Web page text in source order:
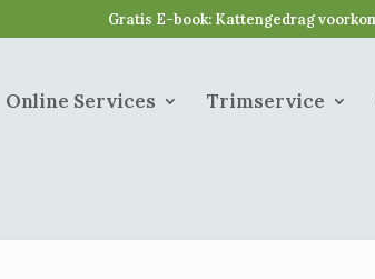
Gratis E-book: Kattengedrag
Online Services Trimservice